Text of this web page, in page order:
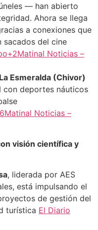
— han abierto
Ahora se llega
a conexiones que
sacados del cine
Noticias –
Esmeralda (Chivor)
con deportes náuticos
Noticias –
visión científica y
, liderada por AES
está impulsando el
de gestión del
turística El Diario